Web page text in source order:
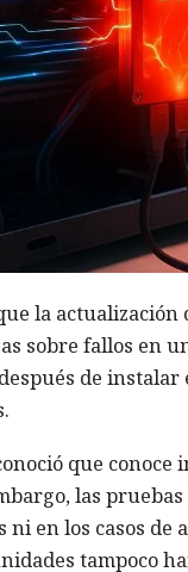
la actualización
sobre fallos en
de instalar
que conoce
las
en los casos de
tampoco